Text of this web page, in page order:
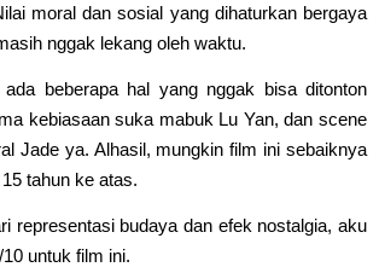
moral dan sosial yang dihaturkan bergaya
nggak lekang oleh waktu.
beberapa hal yang nggak bisa ditonton
kebiasaan suka mabuk Lu Yan, dan scene
Jade ya. Alhasil, mungkin film ini sebaiknya
tahun ke atas.
representasi budaya dan efek nostalgia, aku
untuk film ini.